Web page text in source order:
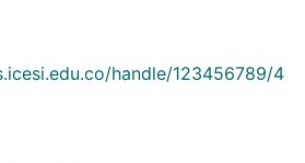
handle/123456789/4